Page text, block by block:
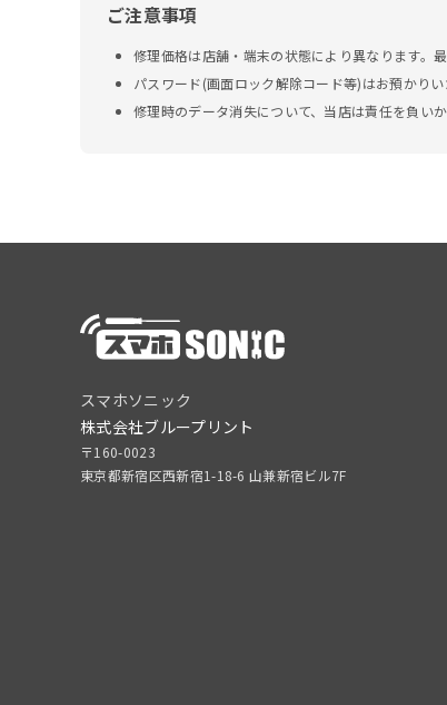
ご注意事項
修理価格は店舗・端末の状態により異なります。
パスワード(画面ロック解除コード等)はお預かりい
修理時のデータ消失について、当店は責任を負い
スマホソニック
株式会社ブループリント
〒160-0023
東京都新宿区西新宿1-18-6 山兼新宿ビル7F